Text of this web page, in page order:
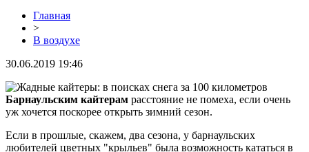
Главная
>
В воздухе
30.06.2019 19:46
Барнаульским кайтерам расстояние не помеха, если очень
уж хочется поскорее открыть зимний сезон.
Если в прошлые, скажем, два сезона, у барнаульских
любителей цветных "крыльев" была возможность кататься в